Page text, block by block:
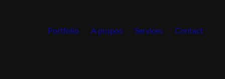
Portfolio A propos Services Contact